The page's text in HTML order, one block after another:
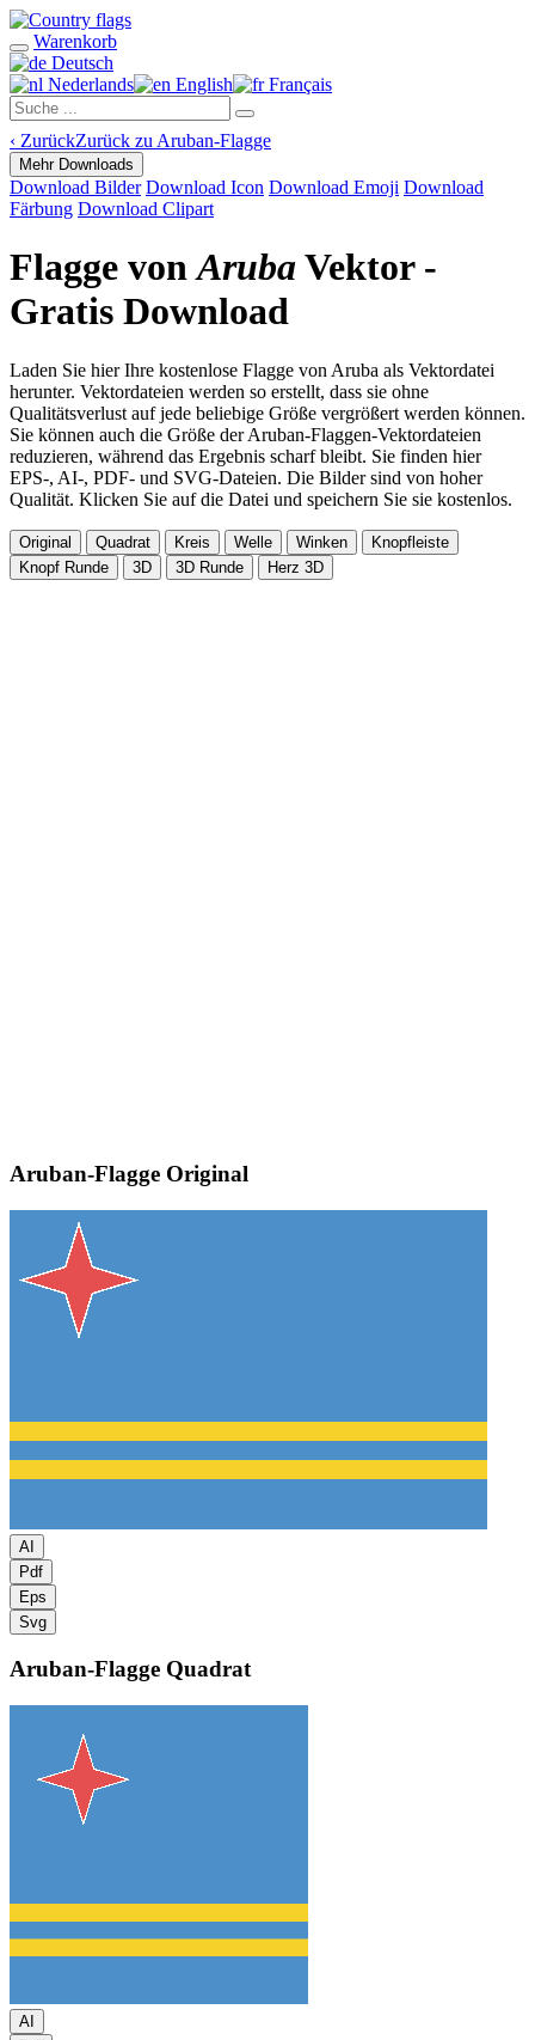
Warenkorb
Deutsch
Nederlands
English Français
‹ ZurückZurück zu Aruban-Flagge
Mehr Downloads
Download Bilder Download Icon Download Emoji Download
Färbung Download Clipart
Flagge vonArubaVektor -
Gratis Download
Laden Sie hier Ihre kostenlose Flagge von Aruba als Vektordatei
herunter. Vektordateien werden so erstellt, dass sie ohne
Qualitätsverlust auf jede beliebige Größe vergrößert werden können.
Sie können auch die Größe der Aruban-Flaggen-Vektordateien
reduzieren, während das Ergebnis scharf bleibt. Sie finden hier
EPS-, AI-, PDF- und SVG-Dateien. Die Bilder sind von hoher
Qualität. Klicken Sie auf die Datei und speichern Sie sie kostenlos.
Original Quadrat Kreis Welle Winken
Knopfleiste
Knopf Runde
3D 3D Runde Herz 3D
Aruban-Flagge Original
AI
Pdf
Eps
Svg
Aruban-Flagge Quadrat
AI